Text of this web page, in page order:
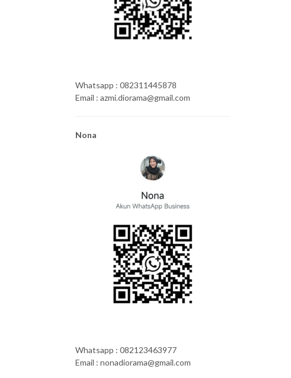
Whatsapp : 082311445878
Email : azmi.diorama@gmail.com
Nona
Whatsapp : 082123463977
Email : nonadiorama@gmail.com